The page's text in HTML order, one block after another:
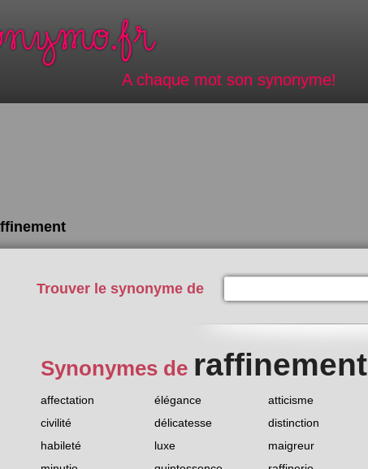
A chaque mot son synonyme!
Trouver le synonyme de
Synonymes de raffinement
affectation élégance atticisme
civilité
délicatesse distinction
habileté
luxe maigreur